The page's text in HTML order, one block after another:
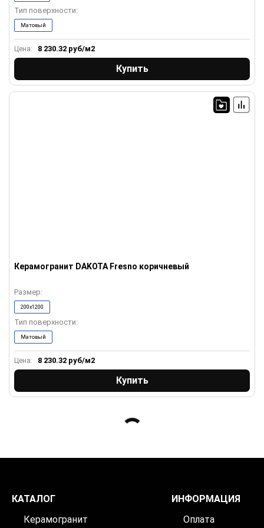
Цена: 8 230.32 руб/м2
Купить
Тип поверхности:
Матовый
Керамогранит DAKOTA Fresno коричневый
Цена: 8 230.32 руб/м2
Купить
Размер:
200x1200
Тип поверхности:
Матовый
КАТАЛОГ
Керамогранит
ИНФОРМАЦИЯ
Оплата